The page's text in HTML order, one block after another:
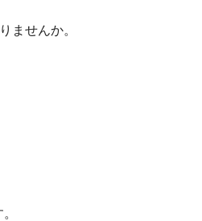
ませんか。